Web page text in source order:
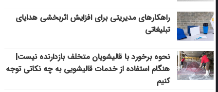
راهکارهای مدیریتی برای افزایش اثربخشی هدایای
تبلیغاتی
نحوه برخورد با قالیشویان متخلف بازدارنده نیست|
هنگام استفاده از خدمات قالیشویی به چه نکاتی توجه
کنیم